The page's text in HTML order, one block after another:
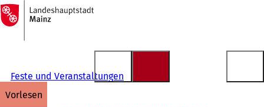
Inhalt anspringen
Zur
Startseite
Feste und Veranstaltungen
vorlesen